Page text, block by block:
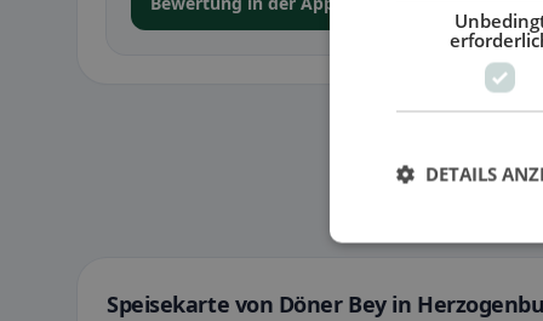
Speisekarte von Döner Bey in
DETAILS